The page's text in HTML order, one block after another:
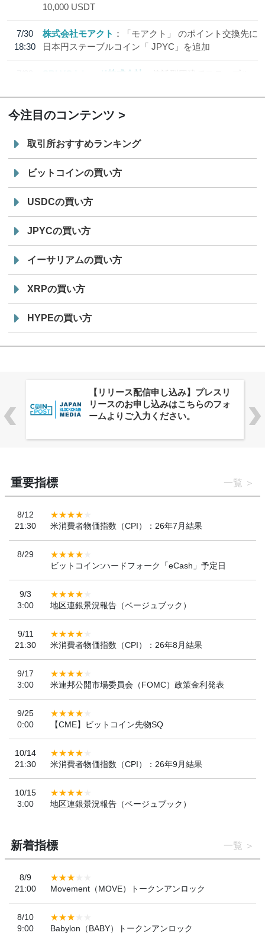
10,000 USDT
7/30
18:30
株式会社モアクト
「モアクト」 のポイント交換先に
日本円ステーブルコイン「 JPYC」を追加
7/29
SBI VCトレード株式会社
信託型円建てステーブル
今注目のコンテンツ
取引所おすすめランキング
ビットコインの買い方
USDCの買い方
JPYCの買い方
イーサリアムの買い方
XRPの買い方
HYPEの買い方
株式会社PlnX、アジア最大級のグロ
ーバルWeb3カンファレンス
「WebX2026」とのコラボレーショ
重要指標 一覧
8/12
21:30
米消費者物価指数（CPI）：26年7月結果
8/29
ビットコイン:ハードフォーク「eCash」予定日
9/3
3:00
地区連銀景況報告（ベージュブック）
9/11
21:30
米消費者物価指数（CPI）：26年8月結果
9/17
3:00
米連邦公開市場委員会（FOMC）政策金利発表
9/25
0:00
【CME】ビットコイン先物SQ
10/14
21:30
米消費者物価指数（CPI）：26年9月結果
10/15
3:00
地区連銀景況報告（ベージュブック）
新着指標 一覧
8/9
21:00
Movement（MOVE）トークンアンロック
8/10
9:00
Babylon（BABY）トークンアンロック